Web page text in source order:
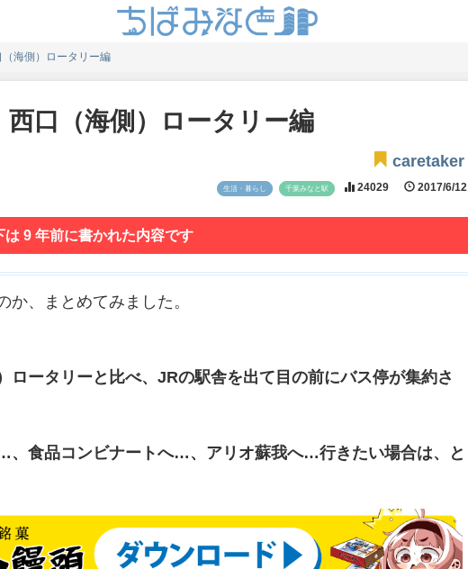
海側）ロータリー編
口（海側）ロータリー編
caretaker
生活・暮らし 千葉みなと駅 24029 2017/6/12
は 9 年前に書かれた内容です
、まとめてみました。
ロータリーと比べ、JRの駅舎を出て目の前にバス停が集約さ
食品コンビナートへ…、アリオ蘇我へ…行きたい場合は、と